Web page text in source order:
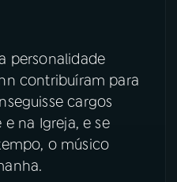
personalidade
contribuíram para
cargos
na Igreja, e se
o músico